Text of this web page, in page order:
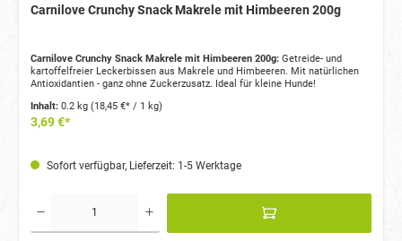
Carnilove Crunchy Snack Makrele mit Himbeeren 200g
Carnilove Crunchy Snack Makrele mit Himbeeren 200g:Getreide- und
kartoffelfreier Leckerbissen aus Makrele und Himbeeren. Mit natürlichen
Antioxidantien - ganz ohne Zuckerzusatz. Ideal für kleine Hunde!
Inhalt: 0.2 kg (18,45 €* / 1 kg)
3,69 €*
Sofort verfügbar, Lieferzeit: 1-5 Werktage